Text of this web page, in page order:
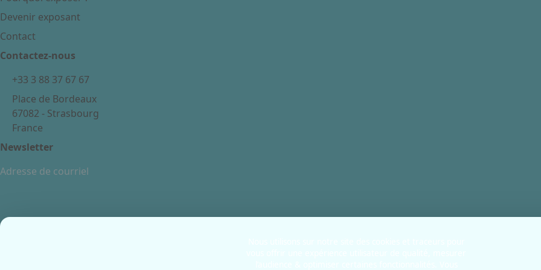
Devenir exposant
Contact
Contactez-nous
+33 3 88 37 67 67
Place de Bordeaux
67082 - Strasbourg
France
Newsletter
Mentions légales